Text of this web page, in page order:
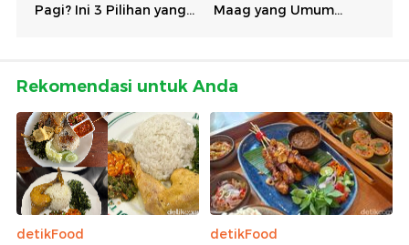
Rekomendasi untuk Anda
detikFood
detikFood